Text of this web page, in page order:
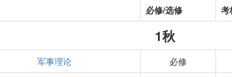
必修/选修 考
1秋
军事理论 必修